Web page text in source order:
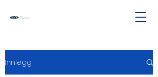
Innlegg